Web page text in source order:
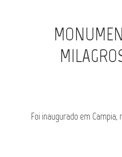
Foi inaugurado em Campia,